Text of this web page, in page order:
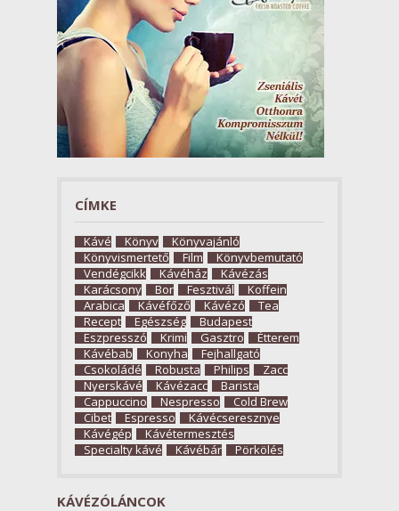
CÍMKE
Kávé Könyv
Könyvajánló
Könyvismertető
Film
Könyvbemutató
Vendégcikk
Kávéház
Kávézás
Karácsony
Bor Fesztivál
Koffein
Arabica
Kávéfőző Kávézó
Tea
Recept
Egészség
Budapest
Eszpresszó
Krimi Gasztro
Étterem
Kávébab
Konyha
Fejhallgató
Csokoládé
Robusta Philips
Zacc
Nyerskávé
Kávézacc
Barista
Cappuccino
Nespresso
Cold Brew
Cibet
Espresso
Kávécseresznye
Kávégép
Kávétermesztés
Specialty kávé
Kávébár Pörkölés
KÁVÉZÓLÁNCOK